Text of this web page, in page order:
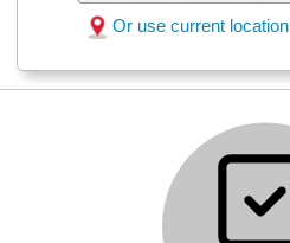
Or use current location